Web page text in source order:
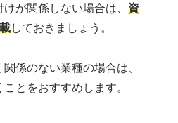
けが関係しない場合は、資
しておきましょう。
係のない業種の場合は、
ことをおすすめします。